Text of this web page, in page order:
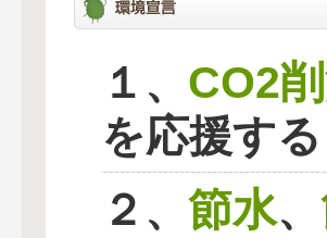
１、 CO2
を応援する
２、 節水、